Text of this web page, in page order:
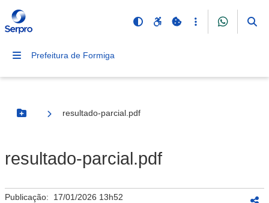
Prefeitura de Formiga
Botão Menu
resultado-parcial.pdf
resultado-parcial.pdf
Publicação: 17/01/2026 13h52